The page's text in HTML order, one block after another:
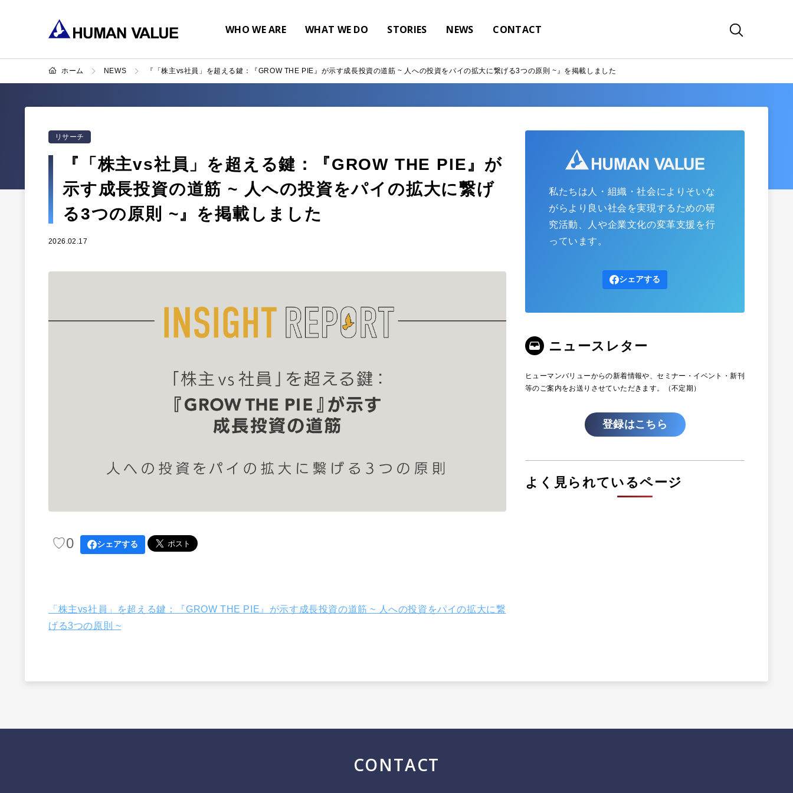
WHO WE ARE WHAT WE DO STORIES NEWS CONTACT
ホーム NEWS 『「株主vs社員」を超える鍵：『GROW THE PIE』が示す成長投資の道筋 ~ 人への投資をパイの拡大に繋げる3つの原則 ~』を掲載しました
リサーチ
『「株主vs社員」を超える鍵：『GROW THE PIE』が
示す成長投資の道筋 ~ 人への投資をパイの拡大に繋げ
る3つの原則 ~』を掲載しました
2026.02.17
♡0 シェアする
「株主vs社員」を超える鍵：『GROW THE PIE』が示す成長投資の道筋 ~ 人への投資をパイの拡大に繋
げる3つの原則 ~
私たちは人・組織・社会によりそいな
がらより良い社会を実現するための研
究活動、人や企業文化の変革支援を行
っています。
シェアする
ニュースレター
ヒューマンバリューからの新着情報や、セミナー・イベント・新刊
等のご案内をお送りさせていただきます。（不定期）
登録はこちら
よく見られているページ
CONTACT